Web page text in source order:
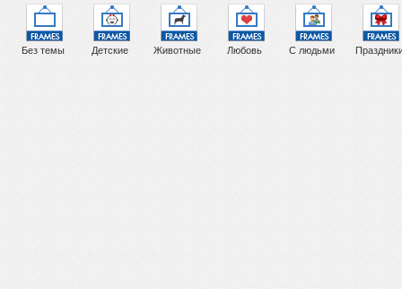
Без темы Детские Животные Любовь С людьми